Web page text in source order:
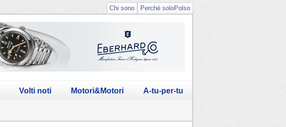
Perché soloPolso
Chi sono
Volti noti Motori&Motori A-tu-per-tu